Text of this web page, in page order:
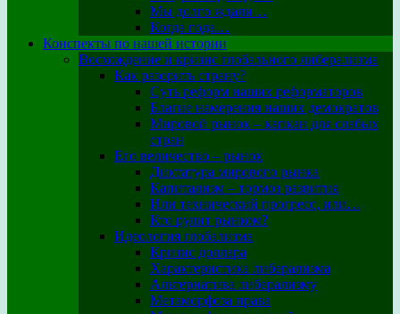
Мы долго ждали…
Когда года…
Конспекты по нашей истории
Восхождение и кризис глобального либерализма
Как разорить страну?
Суть реформ наших реформаторов
Благие намерения наших демократов
Мировой рынок – капкан для слабых
стран
Его величество – рынок
Диктатура мирового рынка
Капитализм – тормоз развития
Или технический прогресс, или…
Кто рулит рынком?
Идеология глобализма
Кризис доллара
Характеристика либерализма
Альтернатива либерализму
Метаморфоза права